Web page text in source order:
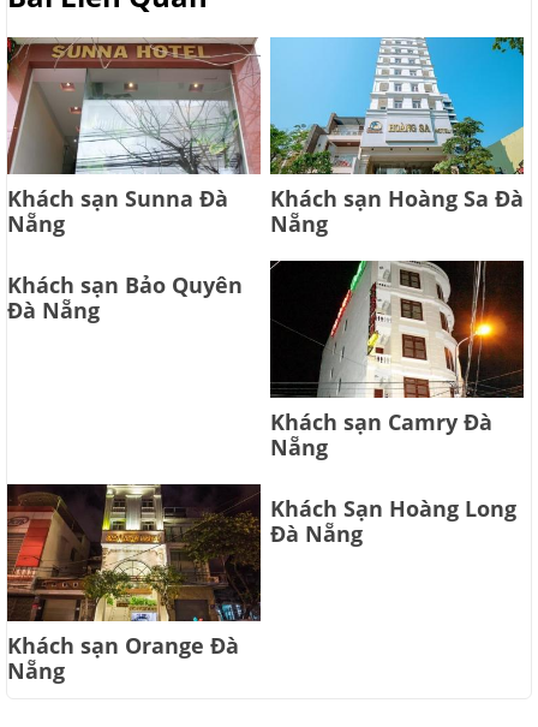
Khách sạn Sunna Đà
Nẵng
Khách sạn Hoàng Sa Đà
Nẵng
Khách sạn Bảo Quyên
Đà Nẵng
Khách sạn Camry Đà
Nẵng
Khách sạn Orange Đà
Nẵng
Khách Sạn Hoàng Long
Đà Nẵng